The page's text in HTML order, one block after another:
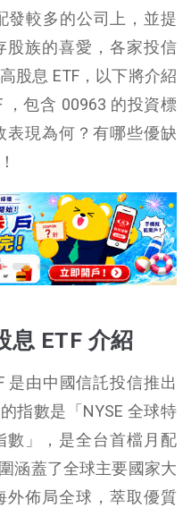
發較多的公司上，並提
股族的喜愛，各家投信
股息 ETF，以下將介紹
，包含 00963 的投資標
表現為何？有哪些優缺
息 ETF 介紹
是由中國信託投信推出
指數是「NYSE 全球特
數」，是全台首檔月配
涵蓋了全球主要國家大
外佈局全球，萃取優質